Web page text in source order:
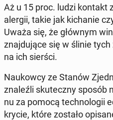
Aż u 15 proc. ludzi kontakt
alergii, takie jak ki­cha­nie
Uważa się, że głównym
znaj­du­ją­ce się w ślinie
na ich sierści.
Na­ukow­cy ze Stanów
zna­leź­li sku­tecz­ny sposób
nu za pomocą tech­no­lo­gii
kry­cie, które zostało